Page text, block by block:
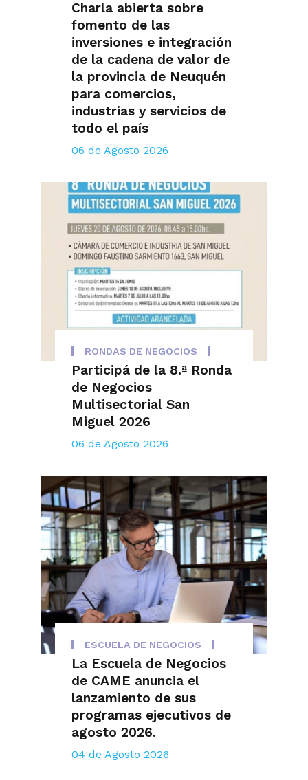
Charla abierta sobre
fomento de las
inversiones e integración
de la cadena de valor de
la provincia de Neuquén
para comercios,
industrias y servicios de
todo el país
06 de Agosto 2026
RONDAS DE NEGOCIOS
Participá de la 8.ª Ronda
de Negocios
Multisectorial San
Miguel 2026
06 de Agosto 2026
ESCUELA DE NEGOCIOS
La Escuela de Negocios
de CAME anuncia el
lanzamiento de sus
programas ejecutivos de
agosto 2026.
04 de Agosto 2026